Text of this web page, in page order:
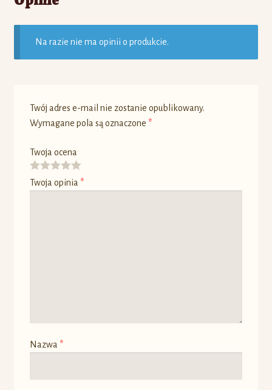
Na razie nie ma opinii o produkcie.
Twój adres e-mail nie zostanie opublikowany.
Wymagane pola są oznaczone *
Twoja ocena
Twoja opinia *
Nazwa *